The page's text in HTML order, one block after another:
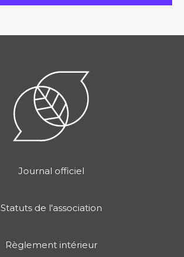
Journal officiel
Statuts de l'association
Règlement intérieur